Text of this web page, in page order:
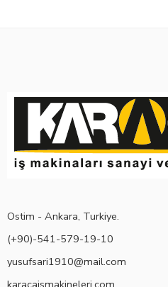
Ostim - Ankara, Turkiye.
(+90)-541-579-19-10
yusufsari1910@mail.com
karacaismakineleri.com